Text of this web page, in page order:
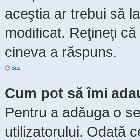
aceştia ar trebui să
modificat. Reţineţi
cineva a răspuns.
Sus
Cum pot să îmi
Pentru a adăuga o
utilizatorului. Odată